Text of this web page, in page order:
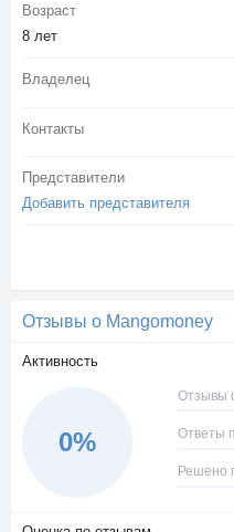
Возраст
8 лет
Владелец
Контакты
Представители
Добавить представителя
Отзывы о Mangomoney
Активность
0%
Отзывы
Ответы
Решено